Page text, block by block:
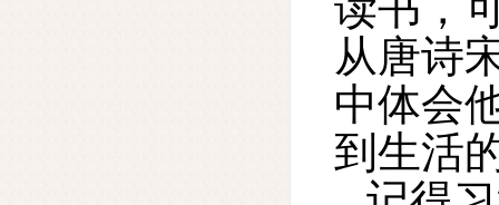
从唐诗
中体会
到生活